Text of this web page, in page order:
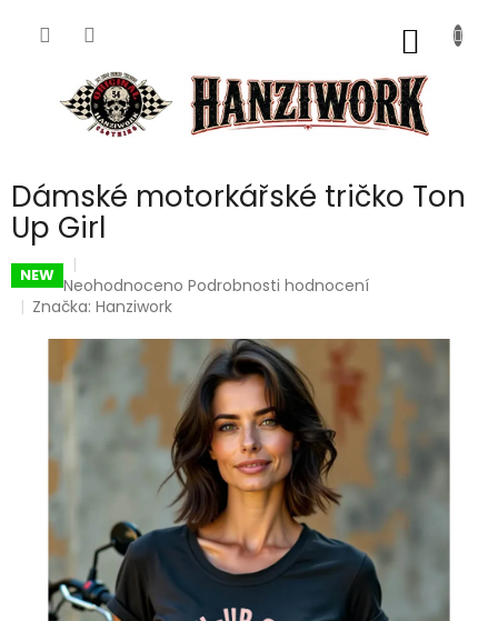
Dámské motorkářské tričko Ton
Up Girl
NEW Průměrné
hodnocení
0,0
z
Neohodnoceno Podrobnosti hodnocení
Značka:Hanziwork